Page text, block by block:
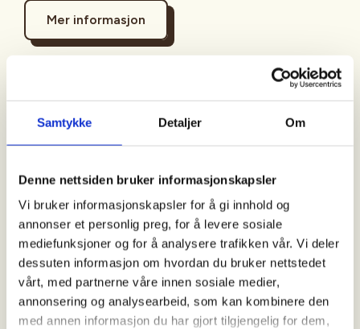
Samtykke Detaljer Om
Denne nettsiden bruker informasjonskapsler
Vi bruker informasjonskapsler for å gi innhold og
annonser et personlig preg, for å levere sosiale
mediefunksjoner og for å analysere trafikken vår. Vi deler
dessuten informasjon om hvordan du bruker nettstedet
vårt, med partnerne våre innen sosiale medier,
annonsering og analysearbeid, som kan kombinere den
med annen informasjon du har gjort tilgjengelig for dem,
Mer informasjon
Sted
05. Sep 2026
Kl. 06.00 - 15.00
Arrangør